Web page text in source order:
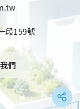
段159號
們